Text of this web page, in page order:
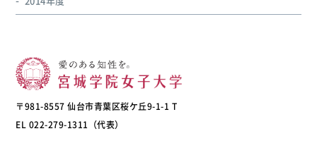
〒981-8557 仙台市青葉区桜ケ丘9-1-1 T
EL 022-279-1311（代表）